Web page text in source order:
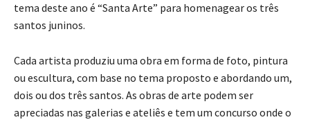
tema deste ano é “Santa Arte” para homenagear os três
santos juninos.
Cada artista produziu uma obra em forma de foto, pintura
ou escultura, com base no tema proposto e abordando um,
dois ou dos três santos. As obras de arte podem ser
apreciadas nas galerias e ateliês e tem um concurso onde o